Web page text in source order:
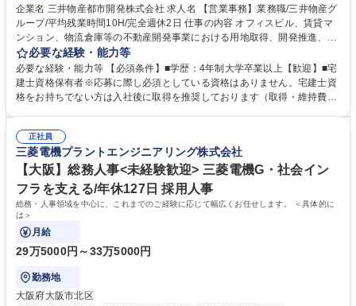
駅近5分以内
土日祝休み 寮・社宅あり
企業名 三井物産都市開発株式会社 求人名 【営業事務】業務職/三井物産グ
ループ/平均残業時間10H/完全週休2日 仕事の内容 オフィスビル、賃貸マ
ンション、物流倉庫等の不動産開発事業における用地取得、開発推進、賃
貸運営、売却、仲介・活用提案等を行う営業部門において事務業務を担当
いただきます。 【詳細】・契約書管理、契約書製本、捺印対応、ファイリ
ング、登記簿取得、調書取得・支払業務（各種費用支払、支払管理、請
求・支払データ登録、取引先マスター申請対応）・予算作成及び予実管
の他に担当頂く業務が発生する場合があります。 募集職種 【営業事務】
業務職/三井物産グループ/平均残業時間10H/完全週休2日
必要な経験・能力等
必要な経験・能力等 【必須条件】■学歴：4年制大学卒業以上【歓迎】■宅
建士資格保有者※応募に際し必須としている資格はありません。宅建士資
格をお持ちでない方は入社後に取得を推奨しております（取得・維持費用
ション力がある方。 ・チャレンジを厭わず、粘り強く業務に取り組める
方。多様な関係者と謙虚に信頼関係を構築でき、期限を意識したスケジュ
ール管理が出来る方。※将来的に他部署（営業部門、コーポレート部門）
へのジョブローテーションの可能性があります。 学歴・資格 学歴：大学
院 大学 語学力： 資格：宅地建物取引士
正社員
三菱電機プラントエンジニアリング株式会社
【大阪】総務人事<未経験歓迎> 三菱電機G・社会イン
フラを支える/年休127日 採用人事
総務・人事領域を中心に、これまでのご経験に応じて幅広くお任せします。 ＜具体的に
は＞
月給
29万5000円～33万5000円
勤務地
大阪府大阪市北区